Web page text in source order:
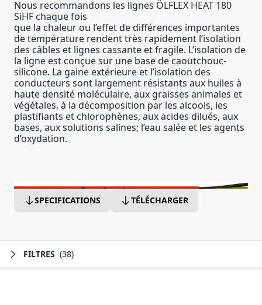
Nous recommandons les lignes ÖLFLEX HEAT 180
SiHF chaque fois
que la chaleur ou l’effet de différences importantes
de température rendent très rapidement l’isolation
des câbles et lignes cassante et fragile. L’isolation de
la ligne est conçue sur une base de caoutchouc-
silicone. La gaine extérieure et l’isolation des
conducteurs sont largement résistants aux huiles à
haute densité moléculaire, aux graisses animales et
végétales, à la décomposition par les alcools, les
plastifiants et chlorophènes, aux acides dilués, aux
bases, aux solutions salines; l’eau salée et les agents
d’oxydation.
SPECIFICATIONS TÉLÉCHARGER
FILTRES (38)